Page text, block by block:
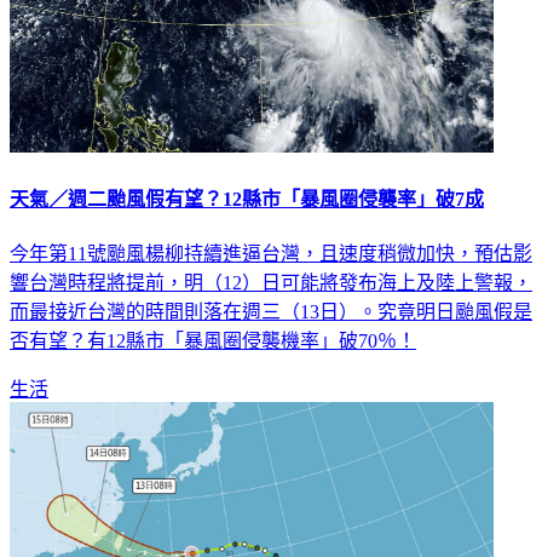
天氣／週二颱風假有望？12縣市「暴風圈侵襲率」破7成
今年第11號颱風楊柳持續進逼台灣，且速度稍微加快，預估影
響台灣時程將提前，明（12）日可能將發布海上及陸上警報，
而最接近台灣的時間則落在週三（13日）。究竟明日颱風假是
否有望？有12縣市「暴風圈侵襲機率」破70％！
生活